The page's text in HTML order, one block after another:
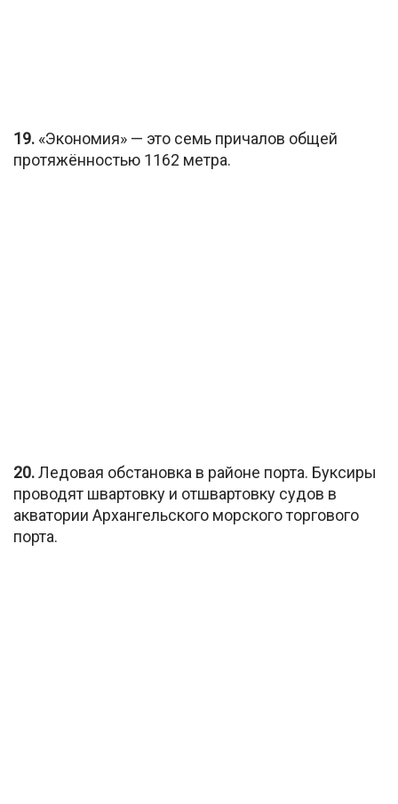
19. «Экономия» — это семь причалов общей
протяжённостью 1162 метра.
20.Ледовая обстановка в районе порта. Буксиры
проводят швартовку и отшвартовку судов в
акватории Архангельского морского торгового
порта.